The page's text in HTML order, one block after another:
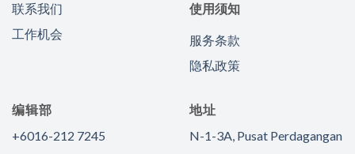
联系我们
工作机会
使用须知
服务条款
隐私政策
编辑部
+6016-212 7245
地址
N-1-3A, Pusat Perdagangan